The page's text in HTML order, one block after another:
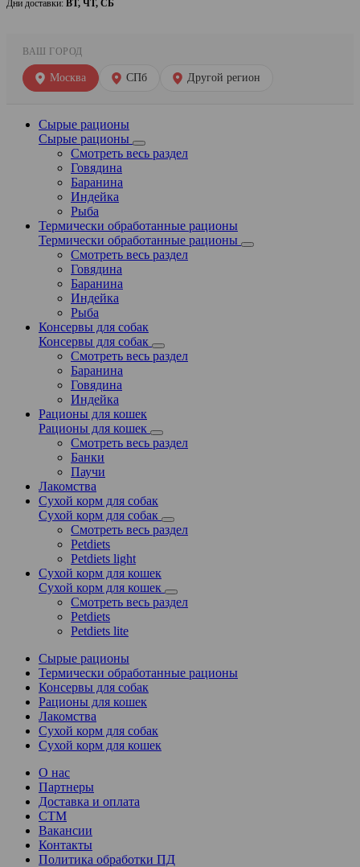
Дни доставки: ВТ, ЧТ, СБ
ВАШ ГОРОД
Москва СПб Другой регион
Сырые рационы
Сырые рационы
Смотреть весь раздел
Говядина
Баранина
Индейка
Рыба
Термически обработанные рационы
Термически обработанные рационы
Смотреть весь раздел
Говядина
Баранина
Индейка
Рыба
Консервы для собак
Консервы для собак
Смотреть весь раздел
Баранина
Говядина
Индейка
Рационы для кошек
Рационы для кошек
Смотреть весь раздел
Банки
Паучи
Лакомства
Сухой корм для собак
Сухой корм для собак
Смотреть весь раздел
Petdiets
Petdiets light
Сухой корм для кошек
Сухой корм для кошек
Смотреть весь раздел
Petdiets
Petdiets lite
Сырые рационы
Термически обработанные рационы
Консервы для собак
Рационы для кошек
Лакомства
Сухой корм для собак
Сухой корм для кошек
О нас
Партнеры
Доставка и оплата
СТМ
Вакансии
Контакты
Политика обработки ПД